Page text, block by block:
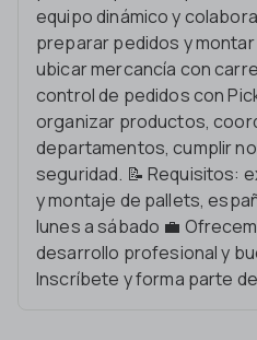
equipo dinámico y
preparar pedidos y
ubicar mercancía con
control de pedidos con
organizar productos,
departamentos, cumplir
seguridad. 📝 Requisitos:
y montaje de pallets,
lunes a sábado 💼
desarrollo profesional y
Inscríbete y forma parte de